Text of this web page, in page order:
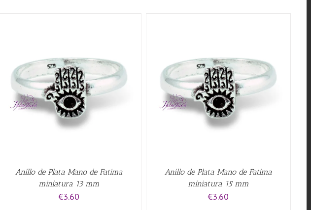
Anillo de Plata Mano de Fatima
miniatura 13 mm
€3.60
AÑADIR AL CARRITO / QUICK VIEW
Anillo de Plata Mano de Fatima
miniatura 15 mm
€3.60